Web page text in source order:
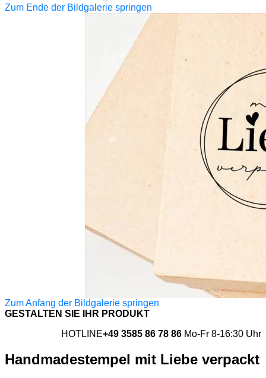
Zum Ende der Bildgalerie springen
Zum Anfang der Bildgalerie springen
GESTALTEN SIE IHR PRODUKT
HOTLINE+49 3585 86 78 86 Mo-Fr 8-16:30 Uhr
Handmadestempel mit Liebe verpackt